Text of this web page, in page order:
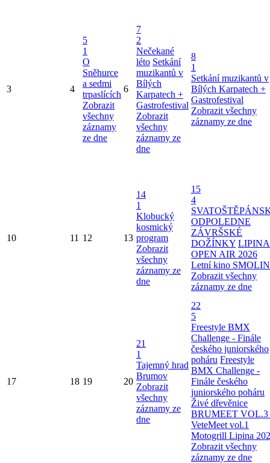
3 4
5
1
O
Sněhurce
a sedmi
trpaslících
Zobrazit
všechny
záznamy
ze dne
6
7
2
Nečekané
léto Setkání
muzikantů v
Bílých
Karpatech +
Gastrofestival
Zobrazit
všechny
záznamy ze
dne
8
1
Setkání muzikantů v
Bílých Karpatech +
Gastrofestival
Zobrazit všechny
záznamy ze dne
10 11 12 13
14
1
Klobucký
kosmický
program
Zobrazit
všechny
záznamy ze
dne
15
4
ODPOLEDNE
ZÁVRŠSKÉ
DOŽÍNKY LIPINA
OPEN AIR 2026
Letní kino
Zobrazit všechny
záznamy ze dne
17 18 19 20
21
1
Tajemný hrad
Brumov
Zobrazit
všechny
záznamy ze
dne
22
5
Freestyle BMX
Challenge - Finále
českého juniorského
poháru Freestyle
BMX Challenge -
Finále českého
juniorského poháru
Živé dřevěnice
BRUMEET VOL.3
VeteMeet vol.1
Motogrill Lipina
Zobrazit všechny
záznamy ze dne